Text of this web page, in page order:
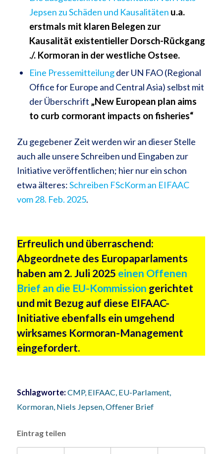
Jepsen zu Schäden und Kausalitäten u.a.
erstmals mit klaren Belegen zur
Kausalität existentieller Dorsch-Rückgang
./. Kormoran in der westliche Ostsee.
Eine Pressemitteilungder UN FAO (Regional
Office for Europe and Central Asia) selbst mit
der Überschrift „New European plan aims
to curb cormorant impacts on fisheries“
Zu gegebener Zeit werden wir an dieser Stelle
auch alle unsere Schreiben und Eingaben zur
Initiative veröffentlichen; hier nur ein schon
etwa älteres:Schreiben FScKorm an EIFAAC
vom 28. Feb. 2025.
Erfreulich und überraschend:
Abgeordnete des Europaparlaments
haben am 2. Juli 2025 einen Offenen
Brief an die EU-Kommission gerichtet
und mit Bezug auf diese EIFAAC-
Initiative ebenfalls ein umgehend
wirksames Kormoran-Management
eingefordert.
Schlagworte: CMP, EIFAAC, EU-Parlament,
Kormoran, Niels Jepsen,Offener Brief
Eintrag teilen